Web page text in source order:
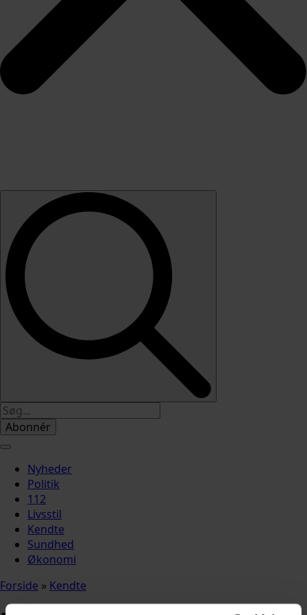
Abonnér
Nyheder
Politik
112
Livsstil
Kendte
Sundhed
Økonomi
Forside » Kendte